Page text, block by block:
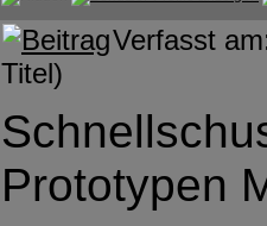
Verfasst
Titel)
Prototypen